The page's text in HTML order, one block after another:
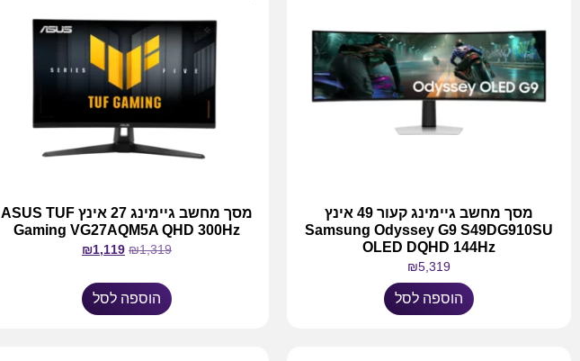
מסך מחשב גיימינג קעור 49 אינץ
Samsung Odyssey G9 S49DG910SU
OLED DQHD 144Hz
₪5,319
הוספה לסל
מסך מחשב גיימינג 27 אינץ ASUS TUF
Gaming VG27AQM5A QHD 300Hz
₪1,319
₪1,119
הוספה לסל